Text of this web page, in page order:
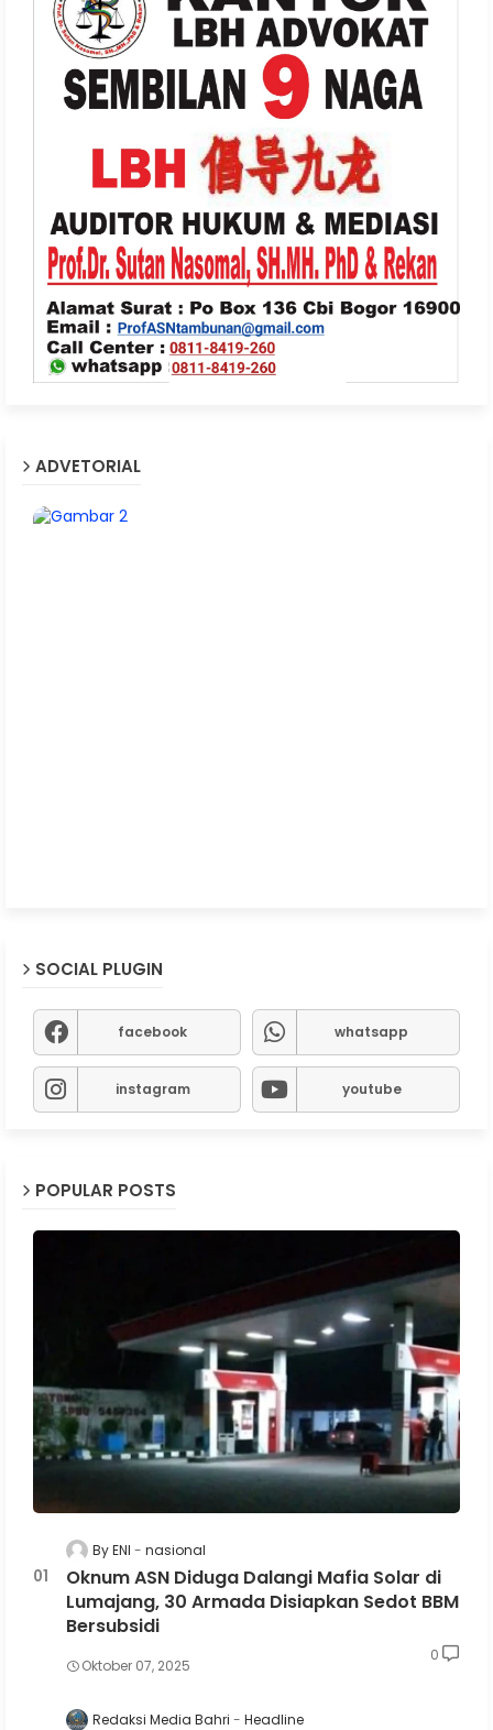
ADVETORIAL
SOCIAL PLUGIN
facebook whatsapp
instagram youtube
POPULAR POSTS
By ENI nasional
Oknum ASN Diduga Dalangi Mafia Solar di
Lumajang, 30 Armada Disiapkan Sedot BBM
Bersubsidi
Oktober 07, 2025
0
Redaksi Media Bahri Headline